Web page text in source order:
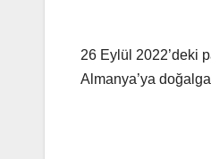
26 Eylül 2022’deki
Almanya’ya